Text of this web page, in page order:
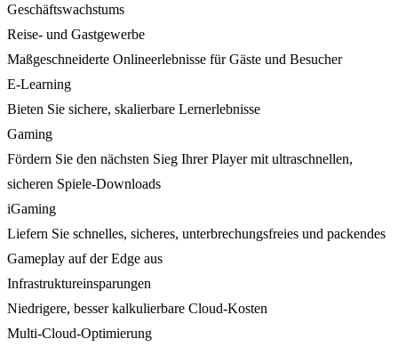
Geschäftswachstums
Reise- und Gastgewerbe
Maßgeschneiderte Onlineerlebnisse für Gäste und Besucher
E-Learning
Bieten Sie sichere, skalierbare Lernerlebnisse
Gaming
Fördern Sie den nächsten Sieg Ihrer Player mit ultraschnellen,
sicheren Spiele-Downloads
iGaming
Liefern Sie schnelles, sicheres, unterbrechungsfreies und packendes
Gameplay auf der Edge aus
Infrastruktureinsparungen
Niedrigere, besser kalkulierbare Cloud-Kosten
Multi-Cloud-Optimierung